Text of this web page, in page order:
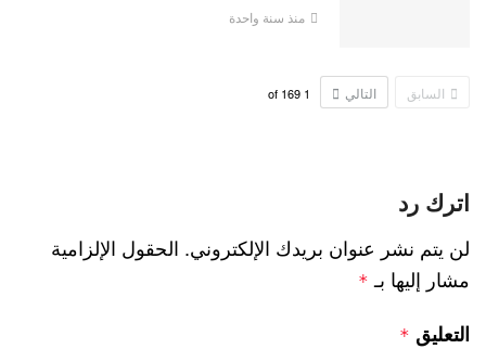
منذ سنة واحدة
السابق التالي 1
169
اترك رد
لن يتم نشر عنوان بريدك الإلكتروني. الحقول الإلزامية
مشار إليها بـ *
التعليق *